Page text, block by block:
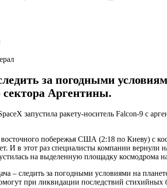
за погодными
сектора Аргентины.
запустила ракету-носитель Falcon-9 с
побережья США (2:18 по Киеву) с
И в этот раз специалисты компании
на выделенную площадку космодрома
– следить за погодными условиями на
при ликвидации последствий